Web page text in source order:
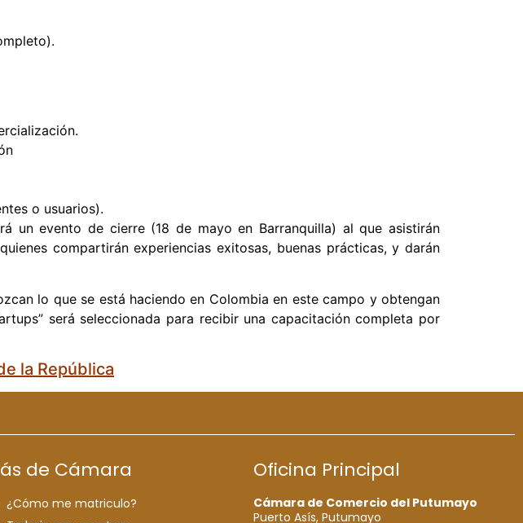
o usuarios).
un evento de cierre (18 de mayo en Barranquilla) al que asistirán
compartirán experiencias exitosas, buenas prácticas, y darán
lo que se está haciendo en Colombia en este campo y obtengan
será seleccionada para recibir una capacitación completa por
la República
de Cámara
¿Cómo me matriculo?
Oficina Principal
Cámara de Comercio del Putumayo
Puerto Asís, Putumayo